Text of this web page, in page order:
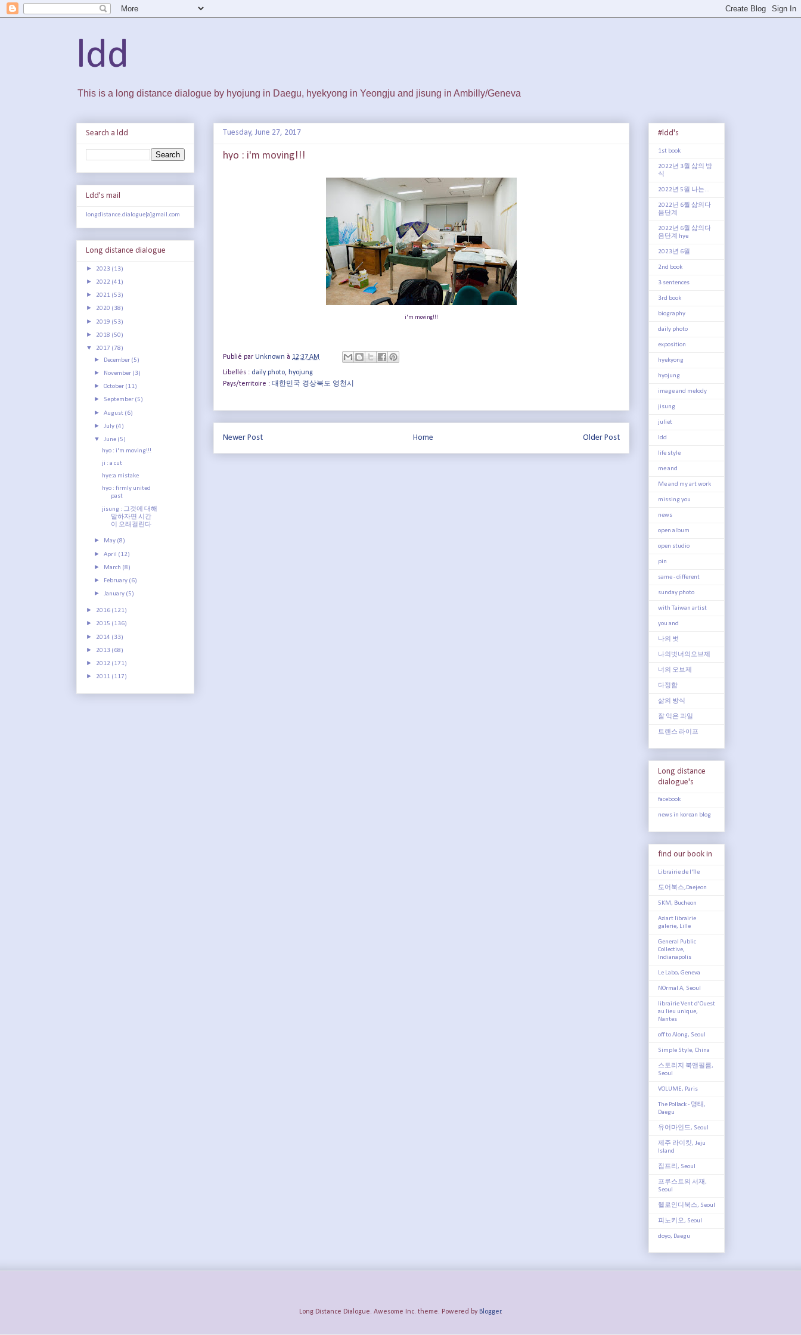
ldd
This is a long distance dialogue by hyojung in Daegu, hyekyong in Yeongju and jisung in Ambilly/Geneva
Tuesday, June 27, 2017
hyo : i'm moving!!!
i'm moving!!!
Publié par Unknown à 12:37 AM
Libellés : daily photo, hyojung
Pays/territoire : 대한민국 경상북도 영천시
Newer Post Older Post
Home
Search a ldd
Ldd's mail
longdistance.dialogue[a]gmail.com
Long distance dialogue
► 2023 (13)
► 2022 (41)
► 2021 (53)
► 2020 (38)
► 2019 (53)
► 2018 (50)
▼ 2017 (78)
► December (5)
► November (3)
►October (11)
► September (5)
►August (6)
► July (4)
▼ June (5)
hyo : i'm moving!!!
ji : a cut
hye:a mistake
hyo : firmly united
past
jisung : 그것에 대해
말하자면 시간
이 오래걸린다
► May (8)
►April (12)
► March (8)
► February (6)
►January (5)
► 2016 (121)
► 2015 (136)
► 2014 (33)
► 2013 (68)
► 2012 (171)
► 2011 (117)
#ldd's
1st book
2022년 3월 삶의 방
식
2022년 5월 나는...
2022년 6월 삶의다
음단계
2022년 6월 삶의다
음단계 hye
2023년 6월
2nd book
3 sentences
3rd book
biography
daily photo
exposition
hyekyong
hyojung
image and melody
jisung
juliet
ldd
life style
me and
Me and my art work
missing you
news
open album
open studio
pin
same - different
sunday photo
with Taiwan artist
you and
나의 벗
나의벗너의오브제
너의 오브제
다정함
삶의 방식
잘 익은 과일
트랜스 라이프
Long distance
dialogue's
facebook
news in korean blog
find our book in
Librairie de l'île
도어북스,Daejeon
5KM, Bucheon
Aziart librairie
galerie, Lille
General Public
Collective,
Indianapolis
Le Labo, Geneva
NOrmal A, Seoul
librairie Vent d'Ouest
au lieu unique,
Nantes
off to Along, Seoul
Simple Style, China
스토리지 북앤필름,
Seoul
VOLUME, Paris
The Pollack - 명태,
Daegu
유어마인드, Seoul
제주 라이킷, Jeju
Island
짐프리, Seoul
프루스트의 서재,
Seoul
헬로인디북스, Seoul
피노키오, Seoul
doyo, Daegu
Long Distance Dialogue. Awesome Inc. theme. Powered by Blogger.